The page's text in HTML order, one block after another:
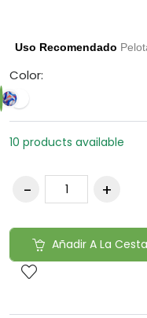
Uso Recomendado
Color:
10 products available
Añadir A La Cesta